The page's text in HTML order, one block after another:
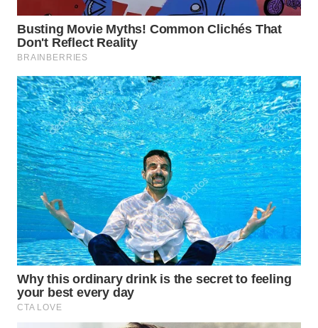
WN
KALTIM
WN
SULSEL
WN
GORONTALO
WN
SULUT
WN
MALUKU
WN
MALUT